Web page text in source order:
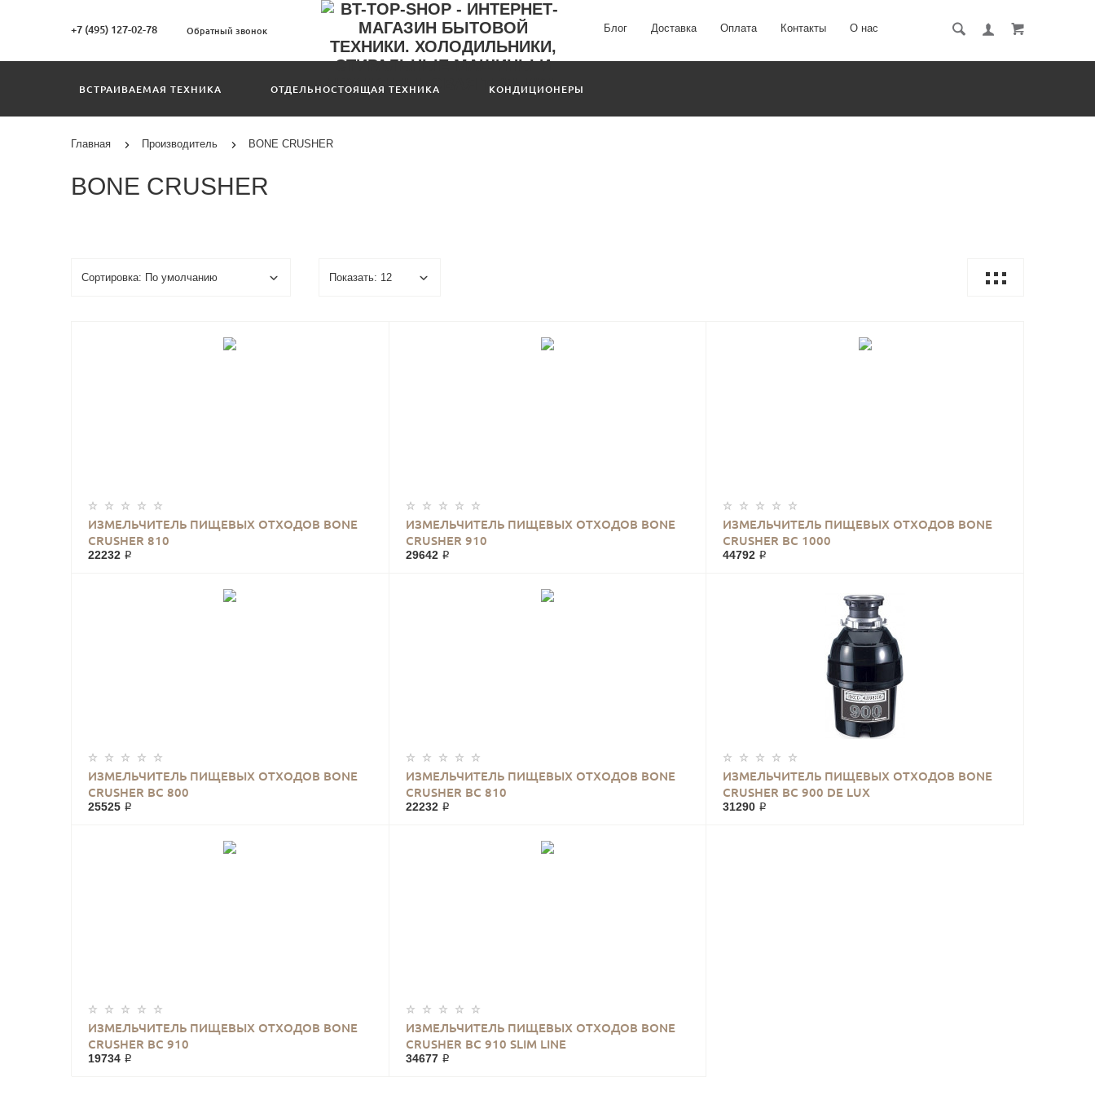
+7 (495) 127-02-78 Обратный звонок Блог Доставка Оплата Контакты О нас
ВСТРАИВАЕМАЯ ТЕХНИКА ОТДЕЛЬНОСТОЯЩАЯ ТЕХНИКА КОНДИЦИОНЕРЫ
Главная Производитель BONE CRUSHER
BONE CRUSHER
ИЗМЕЛЬЧИТЕЛЬ ПИЩЕВЫХ ОТХОДОВ BONE
CRUSHER 810
22232 ₽
ИЗМЕЛЬЧИТЕЛЬ ПИЩЕВЫХ ОТХОДОВ BONE
CRUSHER 910
29642 ₽
ИЗМЕЛЬЧИТЕЛЬ ПИЩЕВЫХ ОТХОДОВ BONE
CRUSHER BC 1000
44792 ₽
ИЗМЕЛЬЧИТЕЛЬ ПИЩЕВЫХ ОТХОДОВ BONE
CRUSHER BC 800
25525 ₽
ИЗМЕЛЬЧИТЕЛЬ ПИЩЕВЫХ ОТХОДОВ BONE
CRUSHER BC 810
22232 ₽
ИЗМЕЛЬЧИТЕЛЬ ПИЩЕВЫХ ОТХОДОВ BONE
CRUSHER BC 900 DE LUX
31290 ₽
ИЗМЕЛЬЧИТЕЛЬ ПИЩЕВЫХ ОТХОДОВ BONE
CRUSHER BC 910
19734 ₽
ИЗМЕЛЬЧИТЕЛЬ ПИЩЕВЫХ ОТХОДОВ BONE
CRUSHER BC 910 SLIM LINE
34677 ₽